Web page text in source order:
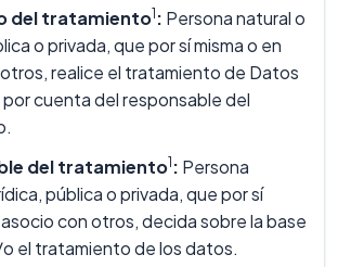
del tratamiento1 : Persona natural o
o privada, que por sí misma o en
realice el tratamiento de Datos
cuenta del responsable del
del tratamiento1 : Persona
pública o privada, que por sí
con otros, decida sobre la base
el tratamiento de los datos.